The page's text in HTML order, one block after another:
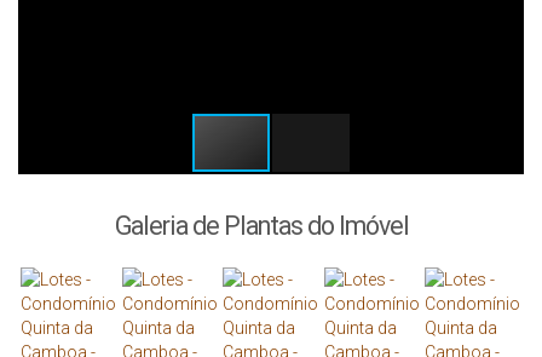
Galeria de Plantas do Imóvel